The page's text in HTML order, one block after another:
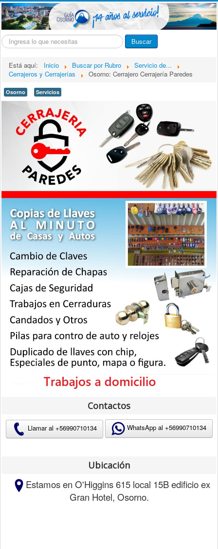
Buscar... Buscar
Está aquí: Inicio Buscar por Rubro
Servicio de...
Cerrajeros y Cerrajerías
Osorno: Cerrajero Cerrajería Paredes
Osorno Servicios
Contactos
Llamar al +56990710134 WhatsApp al +56990710134
Ubicación
Estamos en O'Higgins 615 local 15B edificio ex
Gran Hotel, Osorno.